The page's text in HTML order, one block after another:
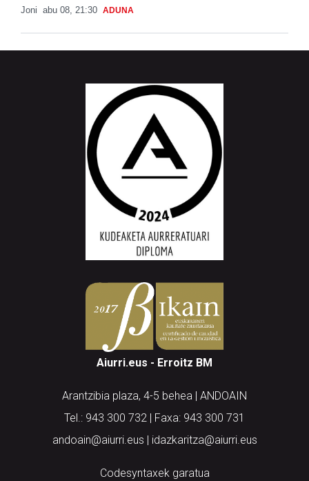
Joni abu 08, 21:30 ADUNA
Aiurri.eus - Erroitz BM
Arantzibia plaza, 4-5 behea | ANDOAIN
Tel.: 943 300 732 | Faxa: 943 300 731
andoain@aiurri.eus | idazkaritza@aiurri.eus
Codesyntaxek garatua